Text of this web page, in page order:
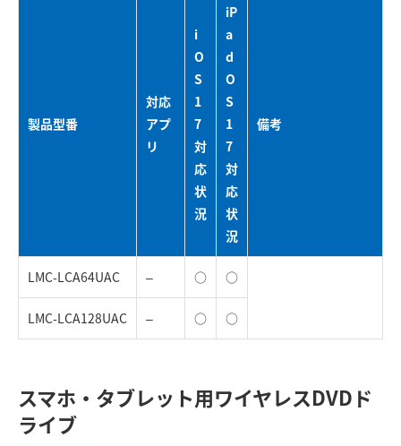
製品型番
対応
アプ
リ
i
O
S
1
7
対
応
状
況
iP
a
d
O
S
1
7
対
応
状
況
備考
LMC-LCA64UAC – ○ ○
LMC-LCA128UAC – ○ ○
スマホ・タブレット用ワイヤレスDVDド
ライブ